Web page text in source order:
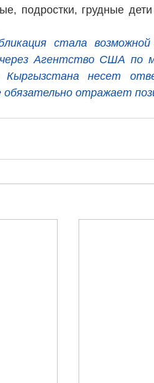
подростки, грудные
стала
через Агентство США по
Кыргызстана несет
обязательно отражает